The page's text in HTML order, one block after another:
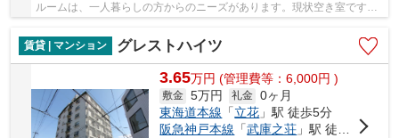
ルームは、一人暮らしの方からのニーズがあります。現状空き室ですの
賃貸 | マンション
グレストハイツ
3.65万円 (管理費等：6,000円 )
敷金 5万円 礼金 0ヶ月
東海道本線 「立花 」駅 徒歩5分
阪急神戸本線 「武庫之荘 」駅 徒歩25分